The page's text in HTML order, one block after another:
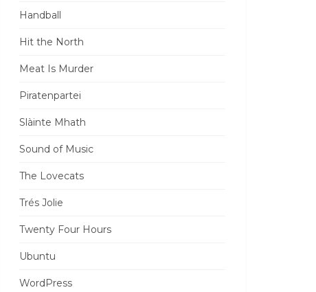
Handball
Hit the North
Meat Is Murder
Piratenpartei
Slàinte Mhath
Sound of Music
The Lovecats
Trés Jolie
Twenty Four Hours
Ubuntu
WordPress